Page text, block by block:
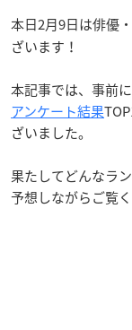
本日2月9日は俳優・
ざいます！
本記事では、事前
アンケート結果
ざいました。
果たしてどんなラ
予想しながらご覧く